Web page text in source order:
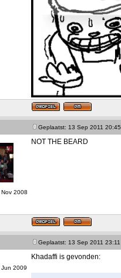
Geplaatst: 13 Sep 2011 20:45
2008
NOT THE BEARD
Geplaatst: 13 Sep 2011 23:11
2009
Khadaffi is gevonden: